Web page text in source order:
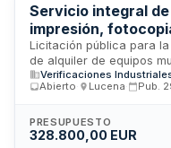
Servicio integral
impresión,
documentos -
Licitación pública para
de alquiler de equipos
fotocopiado y
contratante es
comprende el
gestión de equipos de
Verificaciones
Abierto
Lucena Pub.
PRESUPUESTO
328.800,00 EUR